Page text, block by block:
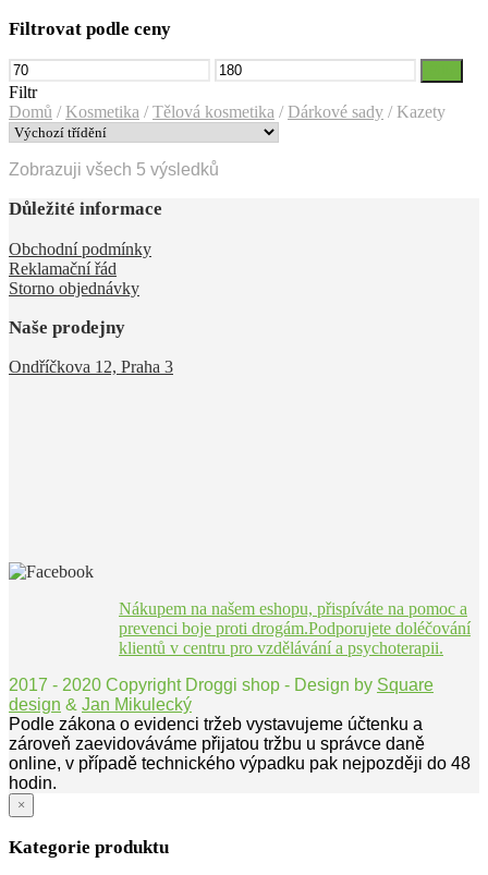
Filtrovat podle ceny
Minimální
cena
Maximální
cena
Filtr
Domů / Kosmetika / Tělová kosmetika / Dárkové sady /Kazety
Zobrazuji všech 5 výsledků
Důležité informace
Obchodní podmínky
Reklamační řád
Storno objednávky
Naše prodejny
Ondříčkova 12, Praha 3
Nákupem na našem eshopu, přispíváte na pomoc a
prevenci boje proti drogám.Podporujete doléčování
klientů v centru pro vzdělávání a psychoterapii.
2017 - 2020 Copyright Droggi shop - Design by Square
design & Jan Mikulecký
Podle zákona o evidenci tržeb vystavujeme účtenku a
zároveň zaevidováváme přijatou tržbu u správce daně
online, v případě technického výpadku pak nejpozději do 48
hodin.
×
Kategorie produktu